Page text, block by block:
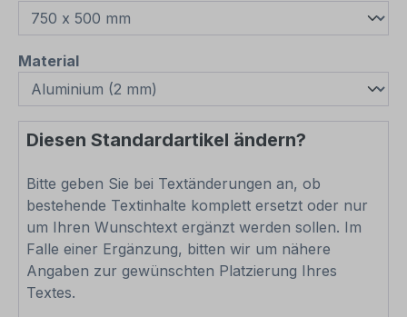
Materialauswählen
Diesen Standardartikel ändern?
Bitte geben Sie bei Textänderungen an, ob
bestehende Textinhalte komplett ersetzt oder nur
um Ihren Wunschtext ergänzt werden sollen. Im
Falle einer Ergänzung, bitten wir um nähere
Angaben zur gewünschten Platzierung Ihres
Textes.